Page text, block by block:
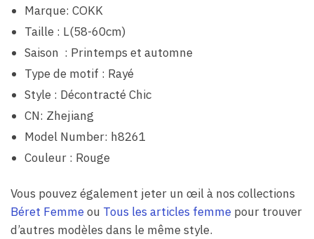
Marque: COKK
Taille : L(58-60cm)
Saison : Printemps et automne
Type de motif : Rayé
Style : Décontracté Chic
CN: Zhejiang
Model Number: h8261
Couleur : Rouge
Vous pouvez également jeter un œil à nos collections
Béret Femmeou Tous les articles femme pour trouver
d’autres modèles dans le même style.